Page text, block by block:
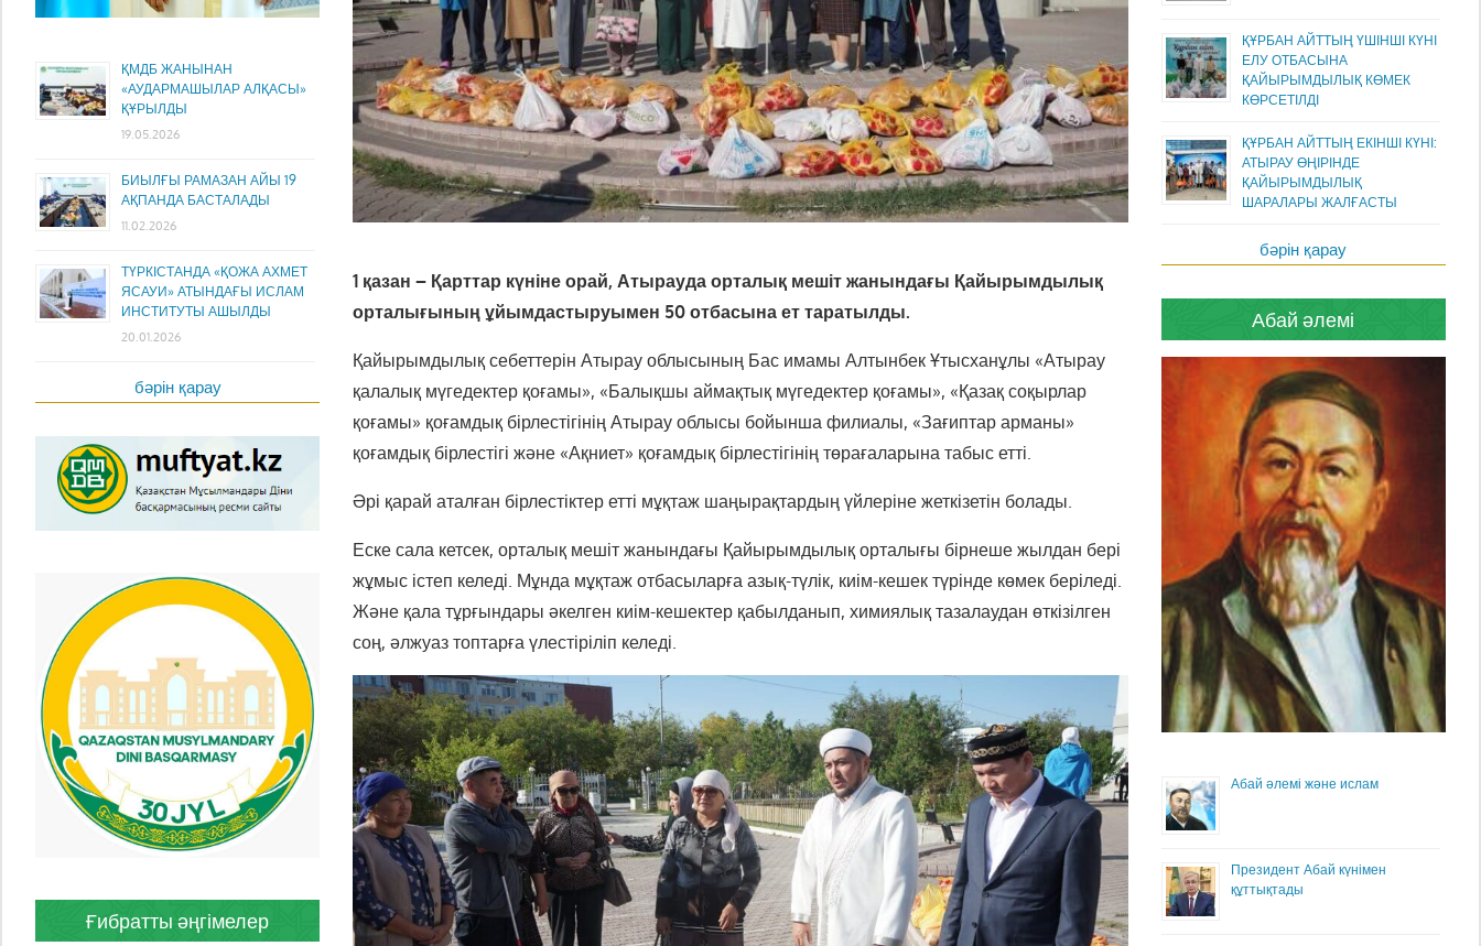
1 қазан – Қарттар күніне орай, Атырауда орталық мешіт жанындағы Қайырымдылық
орталығының ұйымдастыруымен 50 отбасына ет таратылды.
Қайырымдылық себеттерін Атырау облысының Бас имамы Алтынбек Ұтысханұлы «Атырау
қалалық мүгедектер қоғамы», «Балықшы аймақтық мүгедектер қоғамы», «Қазақ соқырлар
қоғамы» қоғамдық бірлестігінің Атырау облысы бойынша филиалы, «Зағиптар арманы»
қоғамдық бірлестігі және «Ақниет» қоғамдық бірлестігінің төрағаларына табыс етті.
Әрі қарай аталған бірлестіктер етті мұқтаж шаңырақтардың үйлеріне жеткізетін болады.
Еске сала кетсек, орталық мешіт жанындағы Қайырымдылық орталығы бірнеше жылдан бері
жұмыс істеп келеді. Мұнда мұқтаж отбасыларға азық-түлік, киім-кешек түрінде көмек беріледі.
Және қала тұрғындары әкелген киім-кешектер қабылданып, химиялық тазалаудан өткізілген
соң, әлжуаз топтарға үлестіріліп келеді.
ҚМДБ ЖАНЫНАН
«АУДАРМАШЫЛАР АЛҚАСЫ»
ҚҰРЫЛДЫ
19.05.2026
БИЫЛҒЫ РАМАЗАН АЙЫ 19
АҚПАНДА БАСТАЛАДЫ
11.02.2026
ТҮРКІСТАНДА «ҚОЖА АХМЕТ
ЯСАУИ» АТЫНДАҒЫ ИСЛАМ
ИНСТИТУТЫ АШЫЛДЫ
20.01.2026
бәрін қарау
Ғибратты әңгімелер
ҚҰРБАН АЙТТЫҢ ҮШІНШІ КҮНІ
ЕЛУ ОТБАСЫНА
ҚАЙЫРЫМДЫЛЫҚ КӨМЕК
КӨРСЕТІЛДІ
ҚҰРБАН АЙТТЫҢ ЕКІНШІ КҮНІ:
АТЫРАУ ӨҢІРІНДЕ
ҚАЙЫРЫМДЫЛЫҚ
ШАРАЛАРЫ ЖАЛҒАСТЫ
бәрін қарау
Абай әлемі
Абай әлемі және ислам
Президент Абай күнімен
құттықтады